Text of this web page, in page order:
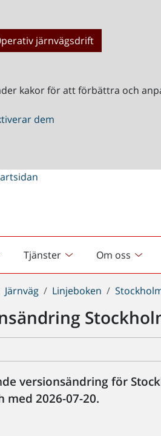
järnvägsdrift
kakor för att förbättra och
dem
Tjänster Om oss
Järnväg Linjeboken
versionsändring för
med 2026-07-20.